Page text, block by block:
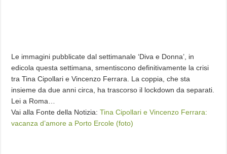
Le immagini pubblicate dal settimanale ‘Diva e Donna’, in
edicola questa settimana, smentiscono definitivamente la crisi
tra Tina Cipollari e Vincenzo Ferrara. La coppia, che sta
insieme da due anni circa, ha trascorso il lockdown da separati.
Lei a Roma…
Vai alla Fonte della Notizia:Tina Cipollari e Vincenzo Ferrara:
vacanza d’amore a Porto Ercole (foto)